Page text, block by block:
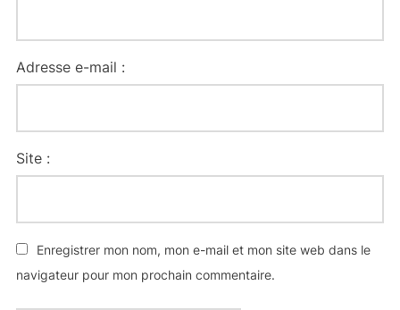
Adresse e-mail :
Site :
Enregistrer mon nom, mon e-mail et mon site web dans le
navigateur pour mon prochain commentaire.